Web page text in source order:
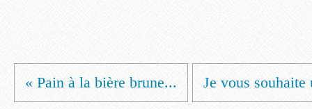
« Pain à la bière brune... Je vous souhaite